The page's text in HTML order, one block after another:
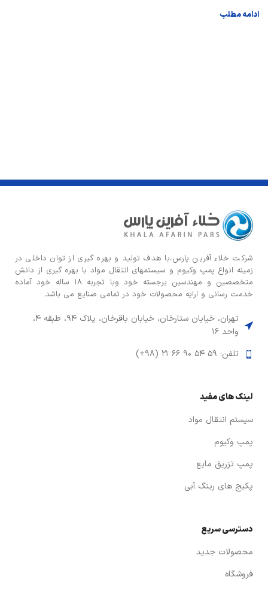
ادامه مطلب
شركت خلاء آفرین پارس،با هدف توليد و بهره گيری از توان داخلی در
زمينه انواع پمپ وكيوم و سیستمهای انتقال مواد با بهره گيری از دانش
متخصصين و مهندسين برجسته خود وبا تجربه ۱۸ ساله خود آماده
خدمت رسانی و ارایه محصولات خود در تمامی صنایع می باشد.
تهران، خیابان ستارخان، خیابان باقرخان، پلاک ۹۴، طبقه ۴،
واحد ۱۶
تلفن: ۵۹ ۵۴ ۹۰ ۶۶ ۲۱ (۹۸+)
لینک های مفید
سیستم انتقال مواد
پمپ وکیوم
پمپ تزریق مایع
پکیج های رینگ آبی
دسترسی سریع
محصولات جدید
فروشگاه